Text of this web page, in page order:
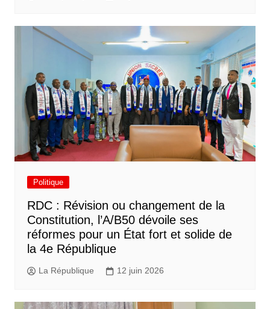
Politique
RDC : Révision ou changement de la
Constitution, l’A/B50 dévoile ses
réformes pour un État fort et solide de
la 4e République
La République 12 juin 2026